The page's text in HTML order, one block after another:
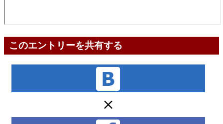
このエントリーを共有する